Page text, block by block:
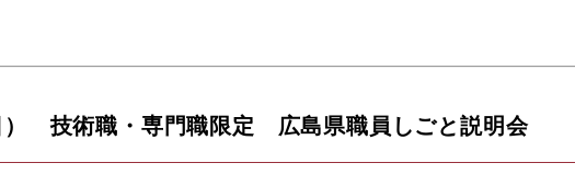
） 技術職・専門職限定 広島県職員しごと説明会